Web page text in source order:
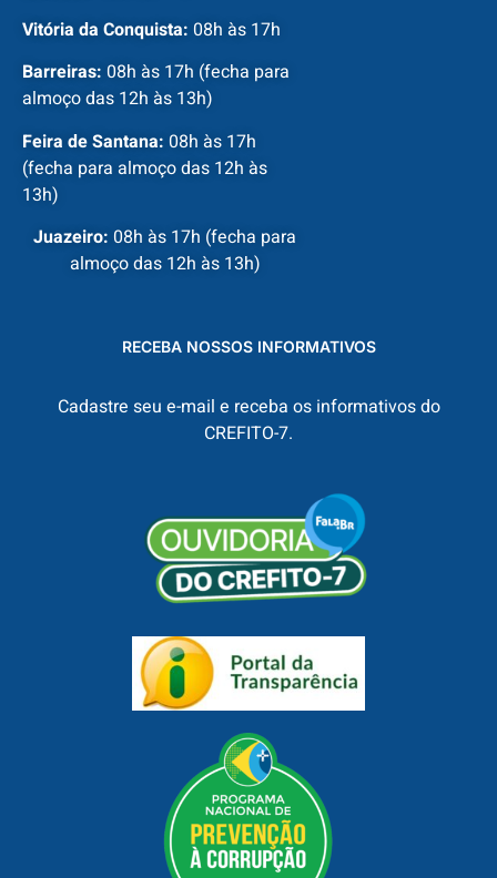
Vitória da Conquista: 08h às 17h
Barreiras: 08h às 17h (fecha para
almoço das 12h às 13h)
Feira de Santana: 08h às 17h
(fecha para almoço das 12h às
13h)
Juazeiro: 08h às 17h (fecha para
almoço das 12h às 13h)
RECEBA NOSSOS INFORMATIVOS
Cadastre seu e-mail e receba os informativos do
CREFITO-7.